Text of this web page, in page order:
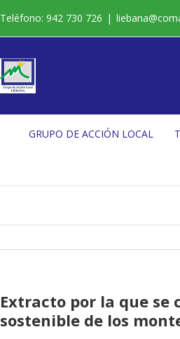
Teléfono: 942 730 726 |
GRUPO DE ACCIÓN LOCAL
Extracto por la que se
sostenible de los